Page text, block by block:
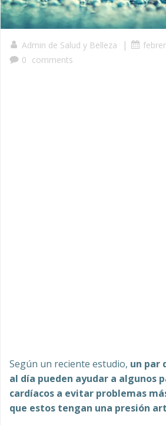
Admin de Salud y Belleza |
0 comments
Según un reciente estudio, un par
al día pueden ayudar a algunos
cardíacos a evitar problemas
que estos tengan una presión